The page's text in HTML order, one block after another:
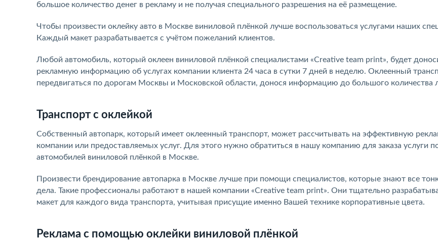
большое количество денег в рекламу и не получая специального разрешения на её размещение.
Чтобы произвести оклейку авто в Москве виниловой плёнкой лучше воспользоваться услугами наших
Каждый макет разрабатывается с учётом пожеланий клиентов.
Любой автомобиль, который оклеен виниловой плёнкой специалистами «Creative team print», будет
рекламную информацию об услугах компании клиента 24 часа в сутки 7 дней в неделю. Оклеенный
передвигаться по дорогам Москвы и Московской области, донося информацию до большого количества
Транспорт с оклейкой
Собственный автопарк, который имеет оклеенный транспорт, может рассчитывать на эффективную
компании или предоставляемых услуг. Для этого нужно обратиться в нашу компанию для заказа услуги
автомобилей виниловой плёнкой в Москве.
Произвести брендирование автопарка в Москве лучше при помощи специалистов, которые знают все
дела. Такие профессионалы работают в нашей компании «Creative team print». Они тщательно
макет для каждого вида транспорта, учитывая присущие именно Вашей технике корпоративные цвета.
Реклама с помощью оклейки виниловой плёнкой